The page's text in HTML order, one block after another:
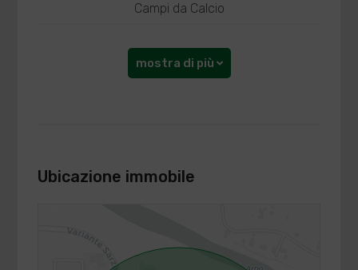
Campi da Calcio
mostra di più
Ubicazione immobile